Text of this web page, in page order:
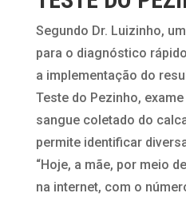
Segundo Dr. Luizinho,
para o diagnóstico
a implementação do
Teste do Pezinho,
sangue coletado do
permite identificar
“Hoje, a mãe, por meio
na internet, com o